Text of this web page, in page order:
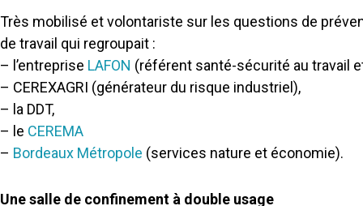
Très mobilisé et volontariste sur les questions de
de travail qui regroupait :
– l’entreprise LAFON (référent santé-sécurité au travail
– CEREXAGRI (générateur du risque industriel),
– la DDT,
– le CEREMA
– Bordeaux Métropole (services nature et économie).
Une salle de confinement à double usage